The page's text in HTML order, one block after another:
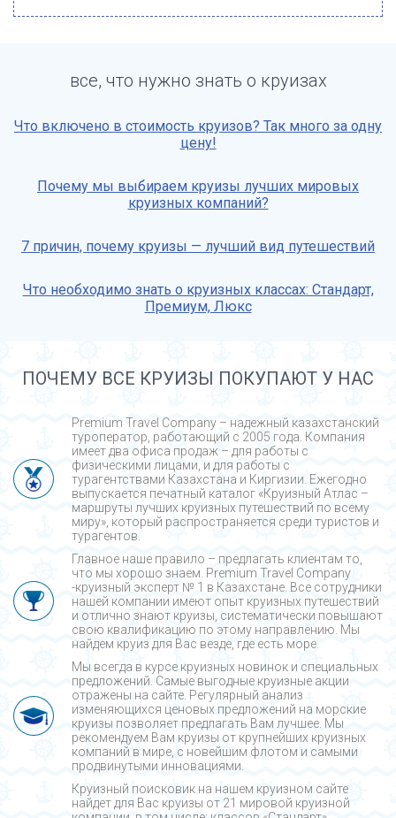
все, что нужно знать о круизах
Что включено в стоимость круизов? Так много за одну
цену!
Почему мы выбираем круизы лучших мировых
круизных компаний?
7 причин, почему круизы — лучший вид путешествий
Что необходимо знать о круизных классах: Стандарт,
Премиум, Люкс
ПОЧЕМУ ВСЕ КРУИЗЫ ПОКУПАЮТ У НАС
Premium Travel Company – надежный казахстанский
туроператор, работающий с 2005 года. Компания
имеет два офиса продаж – для работы с
физическими лицами, и для работы с
турагентствами Казахстана и Киргизии. Ежегодно
выпускается печатный каталог «Круизный Атлас –
маршруты лучших круизных путешествий по всему
миру», который распространяется среди туристов и
турагентов.
Главное наше правило – предлагать клиентам то,
что мы хорошо знаем. Premium Travel Company
-круизный эксперт № 1 в Казахстане. Все сотрудники
нашей компании имеют опыт круизных путешествий
и отлично знают круизы, систематически повышают
свою квалификацию по этому направлению. Мы
найдем круиз для Вас везде, где есть море.
Мы всегда в курсе круизных новинок и специальных
предложений. Самые выгодные круизные акции
отражены на сайте. Регулярный анализ
изменяющихся ценовых предложений на морские
круизы позволяет предлагать Вам лучшее. Мы
рекомендуем Вам круизы от крупнейших круизных
компаний в мире, с новейшим флотом и самыми
продвинутыми инновациями.
Круизный поисковик на нашем круизном сайте
найдет для Вас круизы от 21 мировой круизной